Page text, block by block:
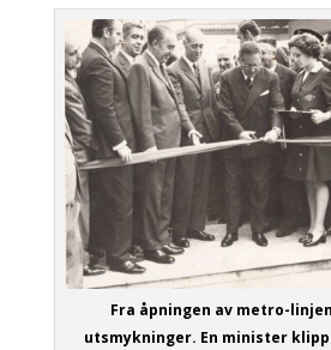
Fra åpningen av metro-
utsmykninger. En minister